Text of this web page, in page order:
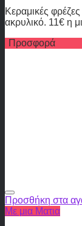
Κεραμικές
ακρυλικό. 11€ η
Προσφορά
Προσθήκη στα
Με μια Ματια